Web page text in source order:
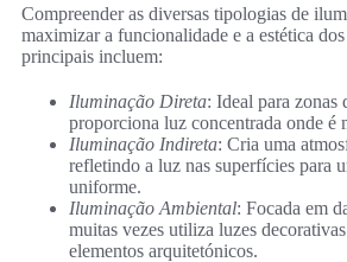
Compreender as diversas tipologias de
maximizar a funcionalidade e a estética
principais incluem:
Iluminação Direta: Ideal para zonas
proporciona luz concentrada onde é
Iluminação Indireta: Cria uma
refletindo a luz nas superfícies para
uniforme.
Iluminação Ambiental: Focada em
muitas vezes utiliza luzes
elementos arquitetónicos.